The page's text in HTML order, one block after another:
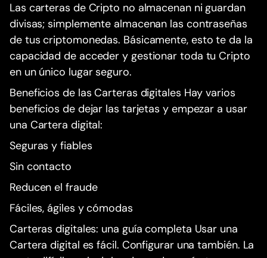
Las carteras de Cripto no almacenan ni guardan
divisas; simplemente almacenan las contraseñas
de tus criptomonedas. Básicamente, esto te da la
capacidad de acceder y gestionar toda tu Cripto
en un único lugar seguro.
Beneficios de las Carteras digitales Hay varios
beneficios de dejar las tarjetas y empezar a usar
una Cartera digital:
Seguras y fiables
Sin contacto
Reducen el fraude
Fáciles, ágiles y cómodas
Carteras digitales: una guía completa Usar una
Cartera digital es fácil. Configurar una también. La